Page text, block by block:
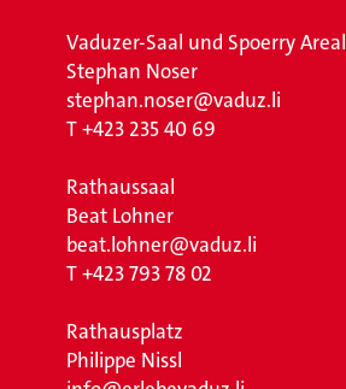
Vaduzer-Saal und Spoerry Areal
Stephan Noser
stephan.noser@vaduz.li
T+423 235 40 69
Rathaussaal
Beat Lohner
beat.lohner@vaduz.li
T+423 793 78 02
Rathausplatz
Philippe Nissl